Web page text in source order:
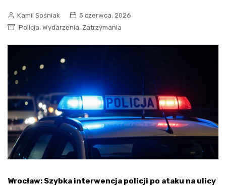
Kamil Sośniak
5 czerwca, 2026
Policja, Wydarzenia, Zatrzymania
Wrocław: Szybka interwencja policji po ataku na ulicy